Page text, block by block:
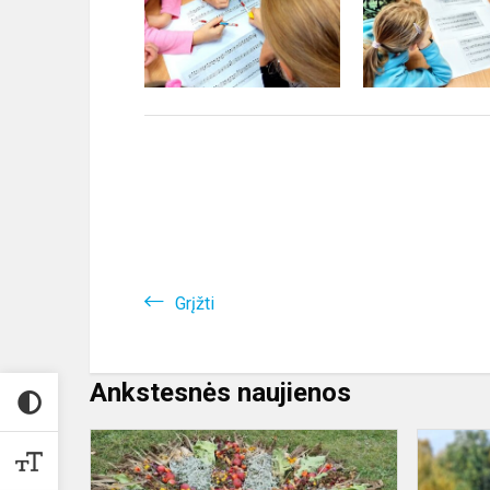
Grįžti
Ankstesnės naujienos
„Rudens
mandala